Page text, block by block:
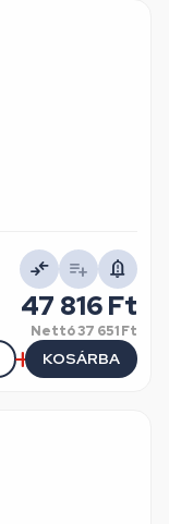
47 816 Ft
Nettó37 651 Ft
KOSÁRBA